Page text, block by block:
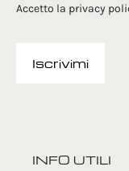
Accetto la privacy
INFO UTILI